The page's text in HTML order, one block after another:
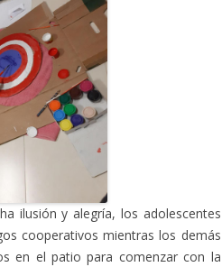
ilusión y alegría, los adolescentes
cooperativos mientras los demás
en el patio para comenzar con la